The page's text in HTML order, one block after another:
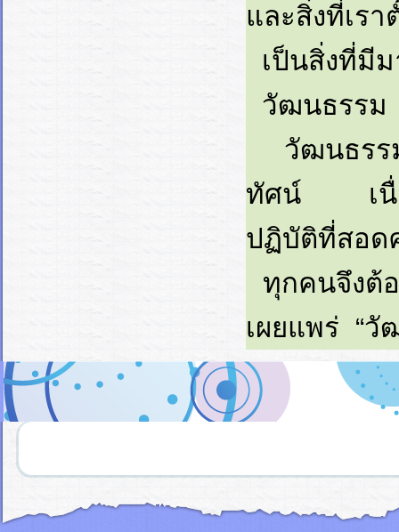
และสิ่งที่เรา
เป็นสิ่งที่มี
วัฒนธรรม
วัฒนธรร
ทัศน์ เนื่อง
ปฏิบัติที่สอด
ทุกคนจึงต้
เผยแพร่ “วั